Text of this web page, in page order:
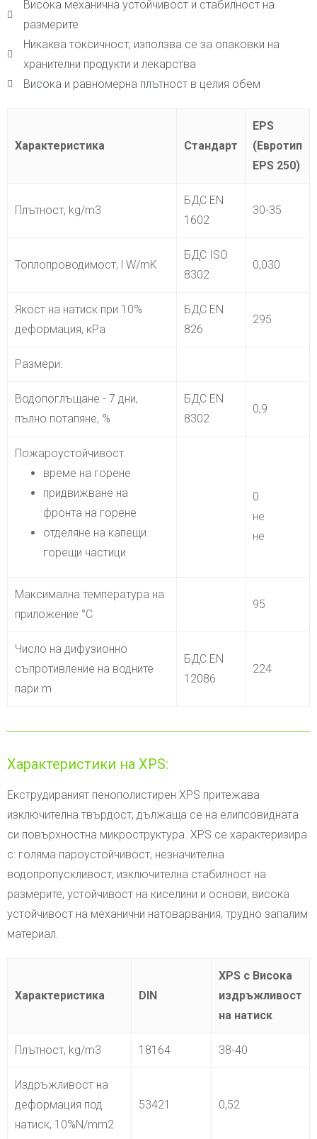
Висока механична устойчивост и стабилност на
размерите
Никаква токсичност; използва се за опаковки на
хранителни продукти и лекарства
Висока и равномерна плътност в целия обем
Характеристикa Стандарт
EPS
(Евротип
EPS 250)
Плътност, kg/m3
БДС EN
1602
30-35
Топлопроводимост, l W/mK
БДС ISO
8302
0,030
Якост на натиск при 10%
деформация, кРа
БДС EN
826
295
Размери:
Водопоглъщане - 7 дни,
пълно потапяне, %
БДС EN
8302
0,9
Пожароустойчивост
време на горене
придвижване на
фронта на горене
отделяне на капещи
горещи частици
0
не
не
Максимална температура на
приложение °С
95
Число на дифузионно
съпротивление на водните
пари m
БДС EN
12086
224
Характеристики на XPS:
Екструдираният пенополистирен XPS притежава
изключителна твърдост, дължаща се на елипсовидната
си повърхностна микроструктура. XPS се характеризира
с: голяма пароустойчивост, незначителна
водопропускливост, изключителна стабилност на
размерите, устойчивост на киселини и основи, висока
устойчивост на механични натоварвания, трудно запалим
материал.
Характеристикa DIN
XPS с Висока
издръжливост
на натиск
Плътност, kg/m3 18164 38-40
Издръжливост на
деформация под
натиск, 10%N/mm2
53421 0,52